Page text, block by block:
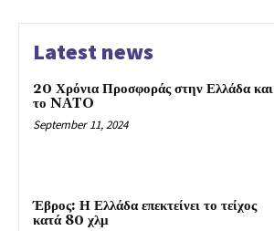
Latest news
20 Χρόνια Προσφοράς στην Ελλάδα και
το NATO
September 11, 2024
Έβρος: Η Ελλάδα επεκτείνει το τείχος
κατά 80 χλμ